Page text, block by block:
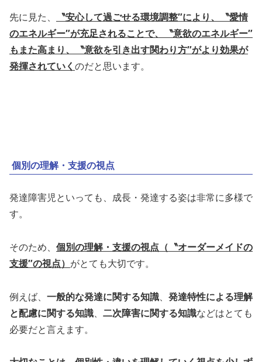
先に見た、
〝安心して過ごせる環境調整″により、〝愛情
のエネルギー″が充足されることで、〝意欲のエネルギー″
もまた高まり、〝意欲を引き出す関わり方″がより効果が
発揮されていく のだと思います。
個別の理解・支援の視点
発達障害児といっても、成長・発達する姿は非常に多様で
す。
そのため、 個別の理解・支援の視点（〝オーダーメイドの
支援″の視点） がとても大切です。
例えば、 一般的な発達に関する知識
発達特性による理解
と配慮に関する知識
二次障害に関する知識などはとても
必要だと言えます。